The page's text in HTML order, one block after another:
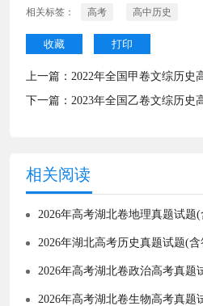
相关标签： 高考 高中历史
收藏 打印
上一篇： 2022年全国甲卷文综历史
下一篇： 2023年全国乙卷文综历史
相关阅读
2026年高考湖北卷地理真题试题
2026年湖北高考历史真题试题(含
2026年高考湖北卷政治高考真题
2026年高考湖北卷生物高考真题